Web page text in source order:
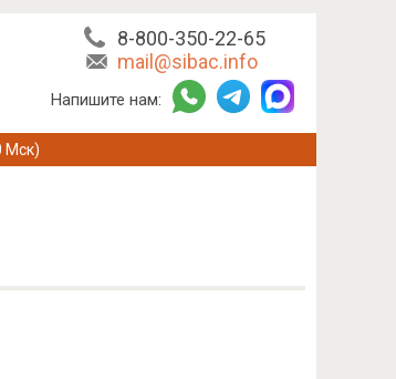
8-800-350-22-65
mail@sibac.info
Напишите нам:
Мск)